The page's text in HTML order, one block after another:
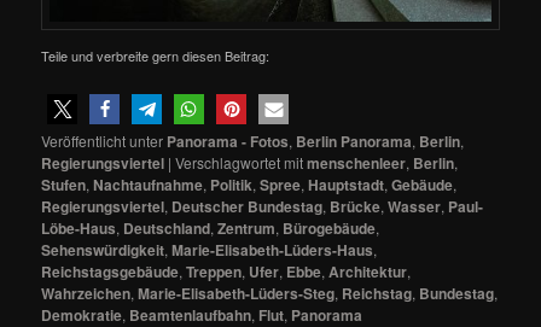
Teile und verbreite gern diesen Beitrag:
Veröffentlicht unter Panorama - Fotos, Berlin Panorama, Berlin,
Regierungsviertel |Verschlagwortet mitmenschenleer, Berlin,
Stufen, Nachtaufnahme, Politik,Spree, Hauptstadt,Gebäude,
Regierungsviertel, Deutscher Bundestag, Brücke,Wasser, Paul-
Löbe-Haus, Deutschland,Zentrum, Bürogebäude,
Sehenswürdigkeit,Marie-Elisabeth-Lüders-Haus,
Reichstagsgebäude,Treppen, Ufer, Ebbe, Architektur,
Wahrzeichen,Marie-Elisabeth-Lüders-Steg, Reichstag, Bundestag,
Demokratie, Beamtenlaufbahn, Flut, Panorama